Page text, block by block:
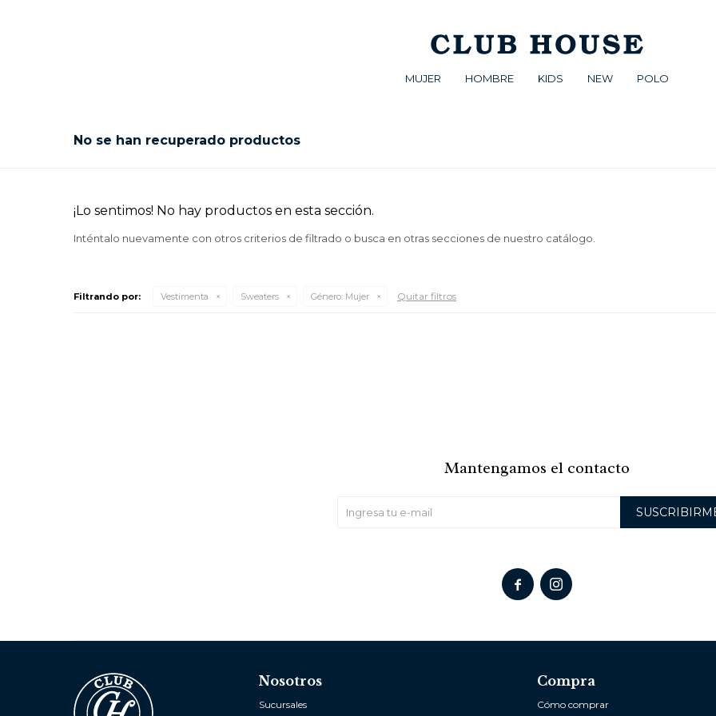
MUJER HOMBRE KIDS NEW POLO
No se han recuperado productos
¡Lo sentimos! No hay productos en esta sección.
Inténtalo nuevamente con otros criterios de filtrado o busca en otras secciones de nuestro catálogo.
Filtrando por: Vestimenta Sweaters Género: Mujer Quitar filtros
Nosotros
Sucursales
Compra
Cómo comprar
Mantengamos el contacto
 